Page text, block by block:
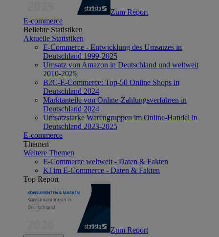
Zum Report
E-commerce
Beliebte Statistiken
Aktuelle Statistiken
E-Commerce - Entwicklung des Umsatzes in
Deutschland 1999-2025
Umsatz von Amazon in Deutschland und weltweit
2010-2025
B2C-E-Commerce: Top-50 Online Shops in
Deutschland 2024
Marktanteile von Online-Zahlungsverfahren in
Deutschland 2024
Umsatzstarke Warengruppen im Online-Handel in
Deutschland 2023-2025
E-commerce
Themen
Weitere Themen
E-Commerce weltweit - Daten & Fakten
KI im E-Commerce - Daten & Fakten
Top Report
Zum Report